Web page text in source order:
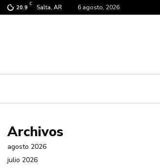
20.9
C Salta, AR 6 agosto, 2026
Archivos
agosto 2026
julio 2026